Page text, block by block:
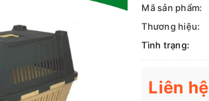
Mã sản phẩm:
Thương hiệu:
Tình trạng:
Liên hệ